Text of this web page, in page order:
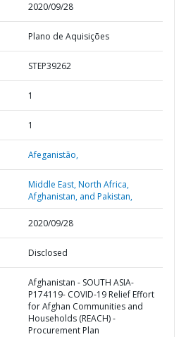
2020/09/28
Plano de Aquisições
STEP39262
1
1
Afeganistão,
Middle East, North Africa,
Afghanistan, and Pakistan,
2020/09/28
Disclosed
Afghanistan - SOUTH ASIA-
P174119- COVID-19 Relief Effort
for Afghan Communities and
Households (REACH) -
Procurement Plan